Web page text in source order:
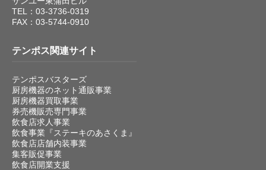
TEL：03-3736-0319
FAX：03-5744-0910
テンポス関連サイト
テンポスバスターズ
厨房機器のネット通販事業
厨房機器買取事業
券売機販売専門事業
飲食店求人事業
飲食事業『ステーキのあさくま』
飲食店店舗内装事業
集客販促事業
飲食店開業支援